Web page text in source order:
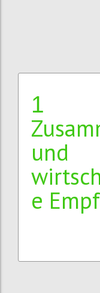
1
und
e